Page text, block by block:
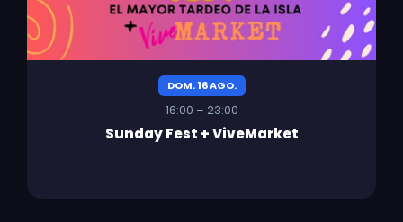
DOM. 16 AGO.
16:00 – 23:00
Sunday Fest + ViveMarket